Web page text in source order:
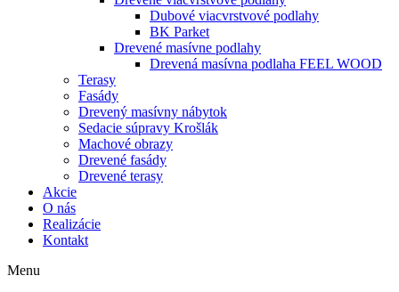
Dubové viacvrstvové podlahy
BK Parket
Drevené masívne podlahy
Drevená masívna podlaha FEEL WOOD
Terasy
Fasády
Drevený masívny nábytok
Sedacie súpravy Krošlák
Machové obrazy
Drevené fasády
Drevené terasy
Akcie
O nás
Realizácie
Kontakt
Menu